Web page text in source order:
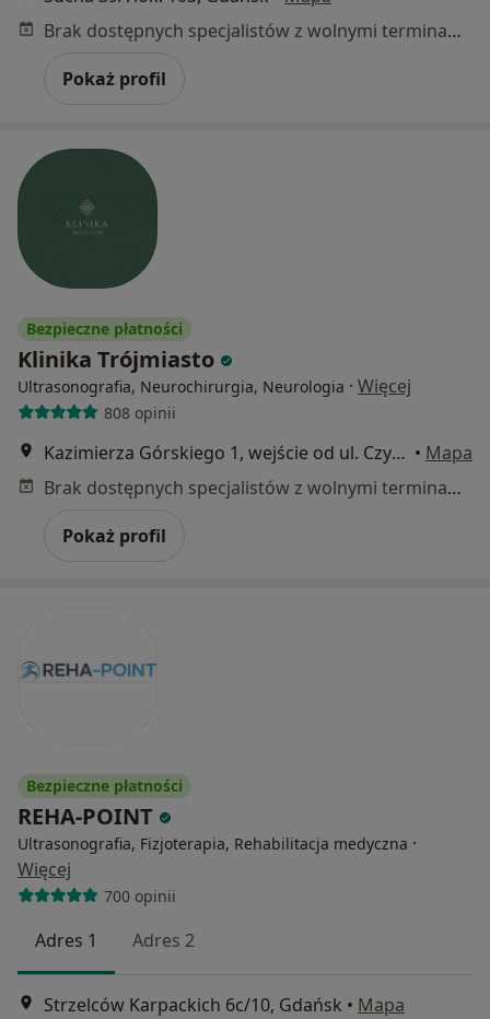
Brak dostępnych specjalistów z wolnymi terminami w tym centrum medycznym.
Pokaż profil
Bezpieczne płatności
Klinika Trójmiasto
Ultrasonografia, Neurochirurgia, Neurologia · Więcej
808 opinii
Kazimierza Górskiego 1, wejście od ul. Czyżewskiego: Hala Gimnastyczna Leszka Blanika, 1 piętro, Gdańsk • Mapa
Brak dostępnych specjalistów z wolnymi terminami w tym centrum medycznym.
Pokaż profil
Bezpieczne płatności
REHA-POINT
Ultrasonografia, Fizjoterapia, Rehabilitacja medyczna ·
Więcej
700 opinii
Adres 1 Adres 2
Strzelców Karpackich 6c/10, Gdańsk • Mapa